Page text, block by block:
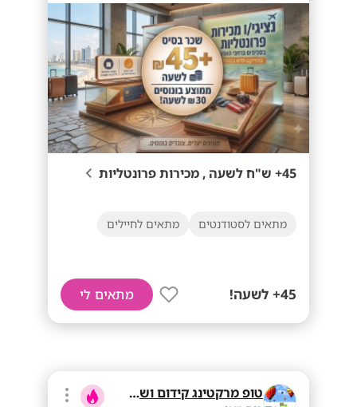
45+ ש"ח לשעה , מכירות פרונטליות
מתאים לסטודנטים מתאים לחיילים
45+ לשעה! מתאים לי
טופ מרקטינג קידום ושיווק בע"מ